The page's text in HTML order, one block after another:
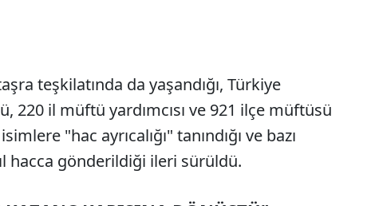
teşkilatında da yaşandığı, Türkiye
220 il müftü yardımcısı ve 921 ilçe müftüsü
"hac ayrıcalığı" tanındığı ve bazı
hacca gönderildiği ileri sürüldü.